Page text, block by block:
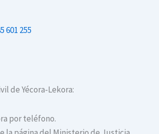
601 255
de Yécora-Lekora:
por teléfono.